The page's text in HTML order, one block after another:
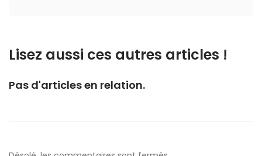
Lisez aussi ces autres articles !
Pas d'articles en relation.